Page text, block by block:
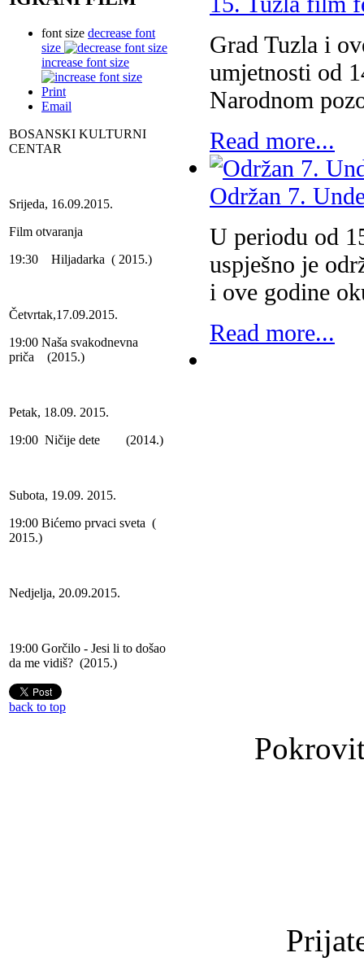
font size decrease font
size
increase font size
Print
Email
BOSANSKI KULTURNI
CENTAR
Srijeda, 16.09.2015.
Film otvaranja
19:30 Hiljadarka ( 2015.)
Četvrtak,17.09.2015.
19:00 Naša svakodnevna
priča (2015.)
Petak, 18.09. 2015.
19:00 Ničije dete (2014.)
Subota, 19.09. 2015.
19:00 Bićemo prvaci sveta (
2015.)
Nedjelja, 20.09.2015.
19:00 Gorčilo - Jesi li to došao
da me vidiš? (2015.)
back to top
Grad Tuzla i
umjetnosti od
Narodnom
Read more...
Održan 7.
U periodu od
uspješno je
i ove godine
Read more...